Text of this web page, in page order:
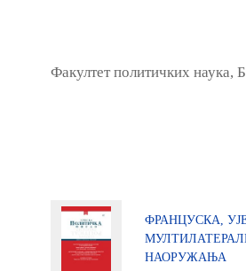
Факултет политичких наука,
ФРАНЦУСКА,
НАОРУЖАЊА